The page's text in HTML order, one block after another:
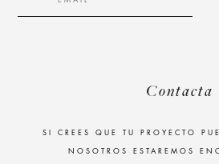
Contacta
SI CREES QUE TU PROYECTO
NOSOTROS ESTAREMOS